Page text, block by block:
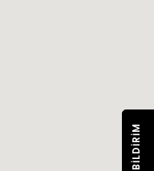
BILDIRIM